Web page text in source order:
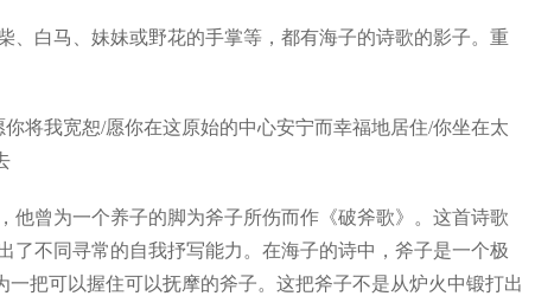
白马、妹妹或野花的手掌等，都有海子的诗歌的影子。重
将我宽恕/愿你在这原始的中心安宁而幸福地居住/你坐在太
曾为一个养子的脚为斧子所伤而作《破斧歌》。这首诗歌
不同寻常的自我抒写能力。在海子的诗中，斧子是一个极
把可以握住可以抚摩的斧子。这把斧子不是从炉火中锻打出